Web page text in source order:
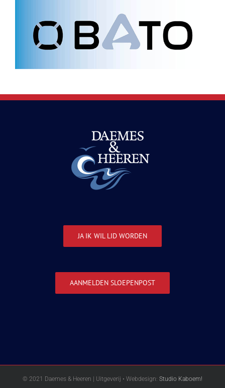
JA IK WIL LID WORDEN
AANMELDEN SLOEPENPOST
© 2021 Daemes & Heeren | Uitgeverij • Webdesign: Studio Kaboem!